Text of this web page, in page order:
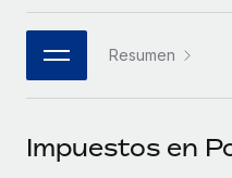
Conectar
Conecta cualquier
Optimiza los procesos
ASOCIARSE
Socios
Integra la gestión de los
Asociarse
Webinarios
Información sobre
한국어
中文（简体）Resumen
Impuestos en